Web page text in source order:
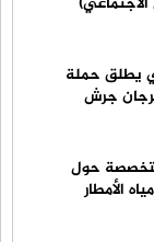
يطلق حملة
جرش
حول
الأمطار